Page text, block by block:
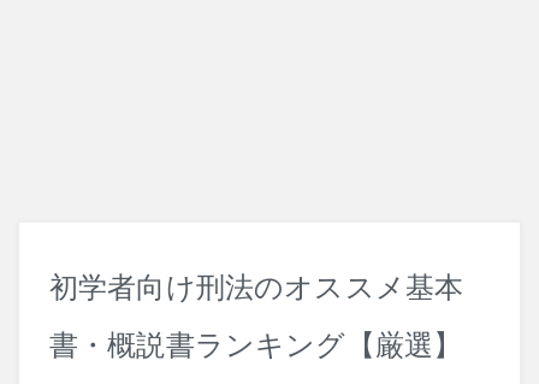
初学者向け刑法のオススメ基本
書・概説書ランキング【厳選】